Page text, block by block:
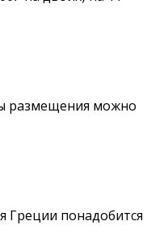
размещения можно
Греции понадобится